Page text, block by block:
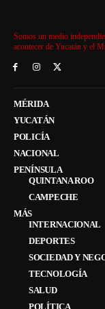
Somos un medio
acontecer de Yucatán y el
MÉRIDA
YUCATÁN
POLICÍA
NACIONAL
PENÍNSULA
QUINTANA ROO
CAMPECHE
MÁS
INTERNACIONAL
DEPORTES
SOCIEDAD Y
TECNOLOGÍA
SALUD
POLÍTICA